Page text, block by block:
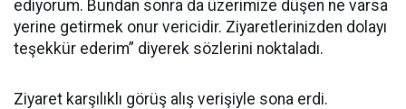
ediyorum. Bundan sonra da üzerimize düşen ne varsa
yerine getirmek onur vericidir. Ziyaretlerinizden dolayı
teşekkür ederim” diyerek sözlerini noktaladı.
Ziyaret karşılıklı görüş alış verişiyle sona erdi.